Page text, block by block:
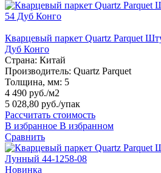
Кварцевый паркет Quartz Parquet
Дуб Конго
Страна: Китай
Производитель: Quartz Parquet
Толщина, мм: 5
4 490 руб./м2
5 028,80 руб./упак
Рассчитать стоимость
В избранное В избранном
Сравнить
Новинка